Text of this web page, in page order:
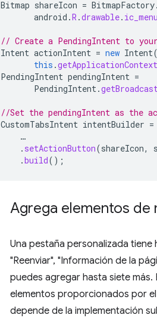
Bitmap shareIcon = BitmapFactory.
android .R .drawable.
// Create a PendingIntent to your
Intent actionIntent = new Intent(
this .getApplicationContext
PendingIntent pendingIntent =
PendingIntent.
//Set the pendingIntent as the
CustomTabsIntent intentBuilder =
…
. setActionButton(shareIcon,
.build();
Agrega elementos de
Una pestaña personalizada
"Reenviar", "Información de la
puedes agregar hasta siete más.
elementos proporcionados por
depende de la implementación